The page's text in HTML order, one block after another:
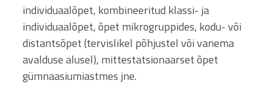
individuaalõpet, kombineeritud klassi- ja
individuaalõpet, õpet mikrogruppides, kodu- või
distantsõpet (tervislikel põhjustel või vanema
avalduse alusel), mittestatsionaarset õpet
gümnaasiumiastmes jne.